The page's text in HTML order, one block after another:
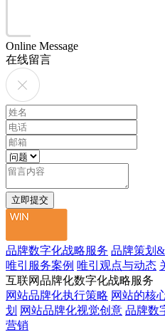
Online Message
在线留言
品牌数字化战略服务 品牌策划
唯引服务案例 唯引观点与动态
互联网品牌化数字化战略服务
网站品牌化执行策略 网站的核
划 网站品牌化视觉创意 品牌数
营销